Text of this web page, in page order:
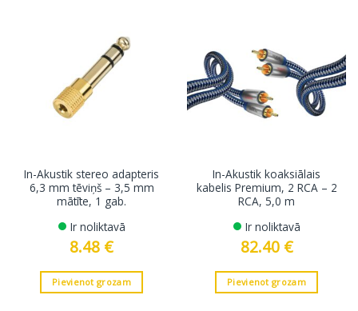
In-Akustik stereo adapteris
6,3 mm tēviņš – 3,5 mm
mātīte, 1 gab.
Ir noliktavā
8.48 €
Pievienot grozam
In-Akustik koaksiālais
kabelis Premium, 2 RCA – 2
RCA, 5,0 m
Ir noliktavā
82.40 €
Pievienot grozam